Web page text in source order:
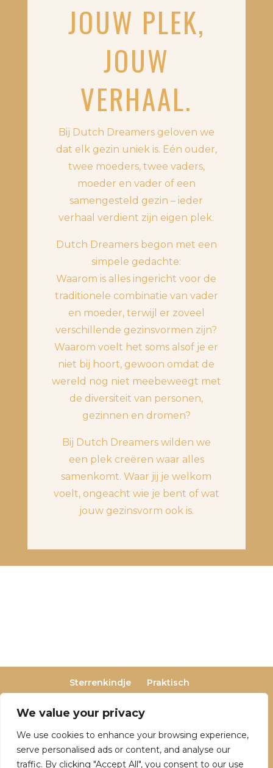
We value your privacy
We use cookies to enhance your browsing experience,
serve personalised ads or content, and analyse our
traffic. By clicking "Accept All", you consent to our use
JOUW PLEK,
JOUW
VERHAAL.
Bij Dutch Dreamers geloven we
dat elk gezin uniek is. Eén ouder,
twee moeders, twee vaders,
moeder en vader of een
samengesteld gezin – ieder
verhaal verdient zijn eigen plek.
Dutch Dreamers begon met een
simpele gedachte:
Waarom is alles ingericht voor de
traditionele combinatie van vader
en moeder, terwijl er zoveel
verschillende gezinsvormen zijn?
Waarom voelt het soms alsof je er
niet bij hoort, gewoon omdat de
wereld nog niet meebeweegt met
de diversiteit van personen,
gezinnen en dromen?
Bij Dutch Dreamers wilden we
een plek creëren waar alles
samenkomt. Waar jij je welkom
voelt, ongeacht wie je bent of wat
jouw gezinsvorm ook is.
Sterrenkindje
Praktisch
Privacy- en cookieverklaring
Terugbetaal- en retourneringsbeleid
Over Dutch Dreamers